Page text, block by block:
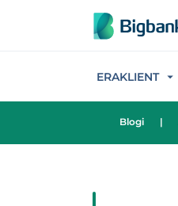
Hüppa sisu juurde
ERAKLIENT
Blogi |